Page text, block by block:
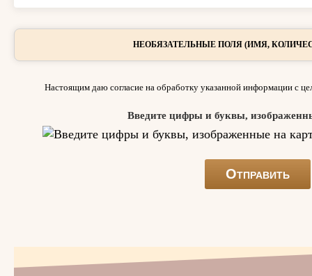
НЕОБЯЗАТЕЛЬНЫЕ ПОЛЯ (ИМЯ,
Настоящим даю согласие на обработку указанной информации с
Введите цифры и буквы,